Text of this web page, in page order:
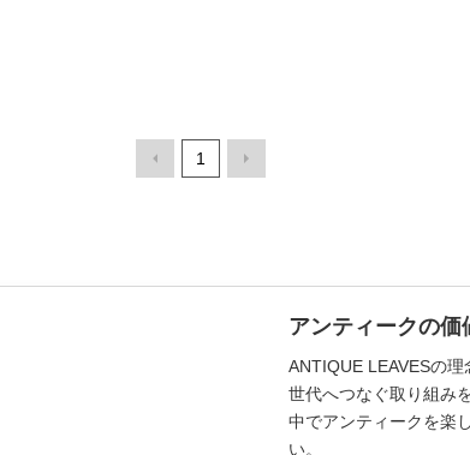
1
アンティークの価
ANTIQUE LEAVESの
世代へつなぐ取り組み
中でアンティークを楽
い。